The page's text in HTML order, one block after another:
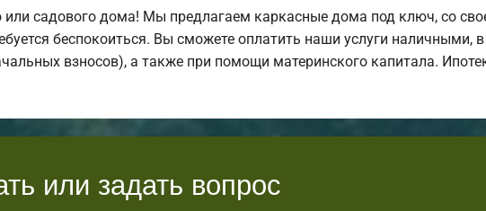
садового дома! Мы предлагаем каркасные дома под ключ, со
беспокоиться. Вы сможете оплатить наши услуги наличными, в
взносов), а также при помощи материнского капитала.
или задать вопрос